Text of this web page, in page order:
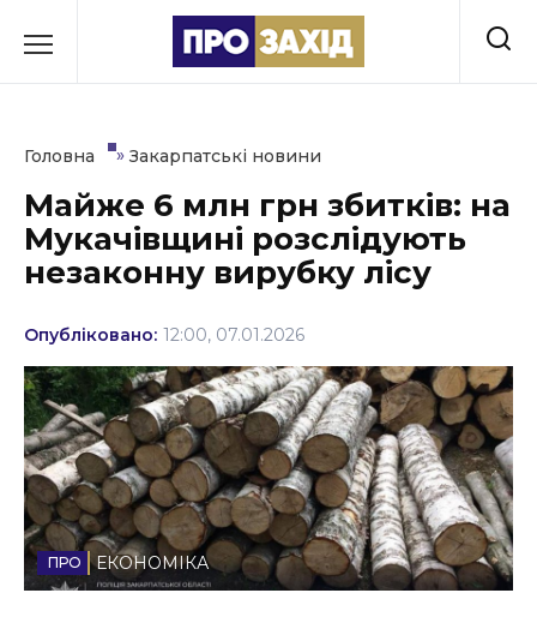
до
Культура
Освіта
Події
Політика
Соціум
Спорт
Стиль життя
Головна » Закарпатські новини
Майже 6 млн грн збитків: на
Мукачівщині розслідують
незаконну вирубку лісу
Опубліковано: 12:00, 07.01.2026
ЕКОНОМІКА